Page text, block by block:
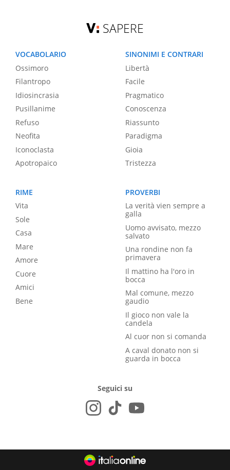
SAPERE
VOCABOLARIO
Ossimoro
Filantropo
Idiosincrasia
Pusillanime
Refuso
Neofita
Iconoclasta
Apotropaico
SINONIMI E CONTRARI
Libertà
Facile
Pragmatico
Conoscenza
Riassunto
Paradigma
Gioia
Tristezza
RIME
Vita
Sole
Casa
Mare
Amore
Cuore
Amici
Bene
PROVERBI
La verità vien sempre a
galla
Uomo avvisato, mezzo
salvato
Una rondine non fa
primavera
Il mattino ha l'oro in
bocca
Mal comune, mezzo
gaudio
Il gioco non vale la
candela
Al cuor non si comanda
A caval donato non si
guarda in bocca
Seguici su